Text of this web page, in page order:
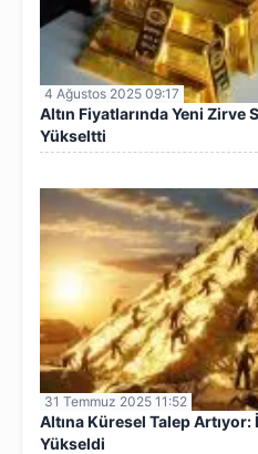
4 Ağustos 2025 09:17
Altın Fiyatlarında Yeni Zirve
Yükseltti
31 Temmuz 2025 11:52
Altına Küresel Talep
Yükseldi